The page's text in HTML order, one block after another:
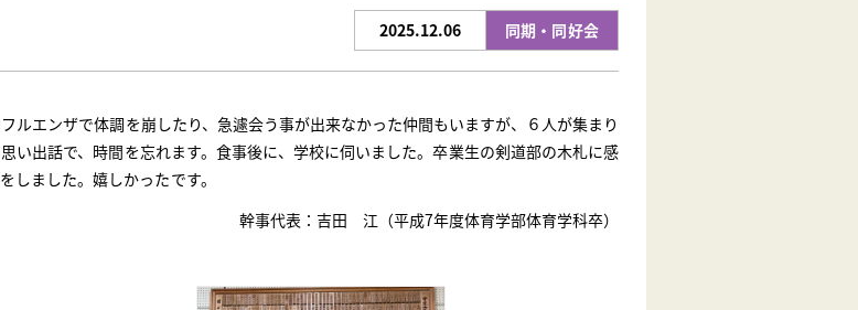
2025.12.06 同期・同好会
ルエンザで体調を崩したり、急遽会う事が出来なかった仲間もいますが、６人が集まり
い出話で、時間を忘れます。食事後に、学校に伺いました。卒業生の剣道部の木札に感
しました。嬉しかったです。
幹事代表：吉田 江（平成7年度体育学部体育学科卒）